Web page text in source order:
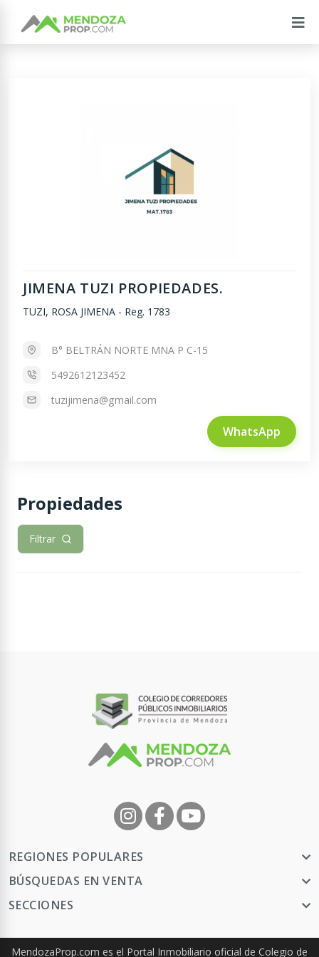
JIMENA TUZI PROPIEDADES.
TUZI, ROSA JIMENA - Reg. 1783
B° BELTRÁN NORTE MNA P C-15
5492612123452
tuzijimena@gmail.com
WhatsApp
Propiedades
Filtrar
REGIONES POPULARES
BÚSQUEDAS EN VENTA
SECCIONES
MendozaProp.com es el Portal Inmobiliario oficial de Colegio de